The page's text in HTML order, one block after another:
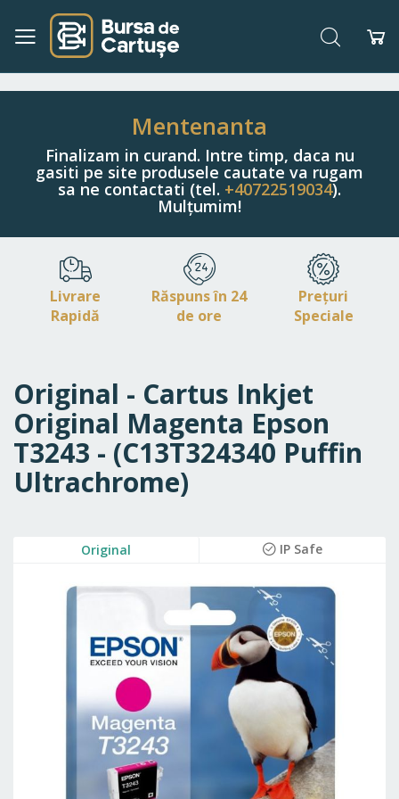
Navigați
Conținut
Căutare
Mentenanta
Finalizam in curand. Intre timp, daca nu
gasiti pe site produsele cautate va rugam
sa ne contactati (tel. +40722519034).
Mulțumim!
Livrare
Rapidă
Răspuns în 24
de ore
Prețuri
Speciale
Original - Cartus Inkjet
Original Magenta Epson
T3243 - (C13T324340 Puffin
Ultrachrome)
Original IP Safe